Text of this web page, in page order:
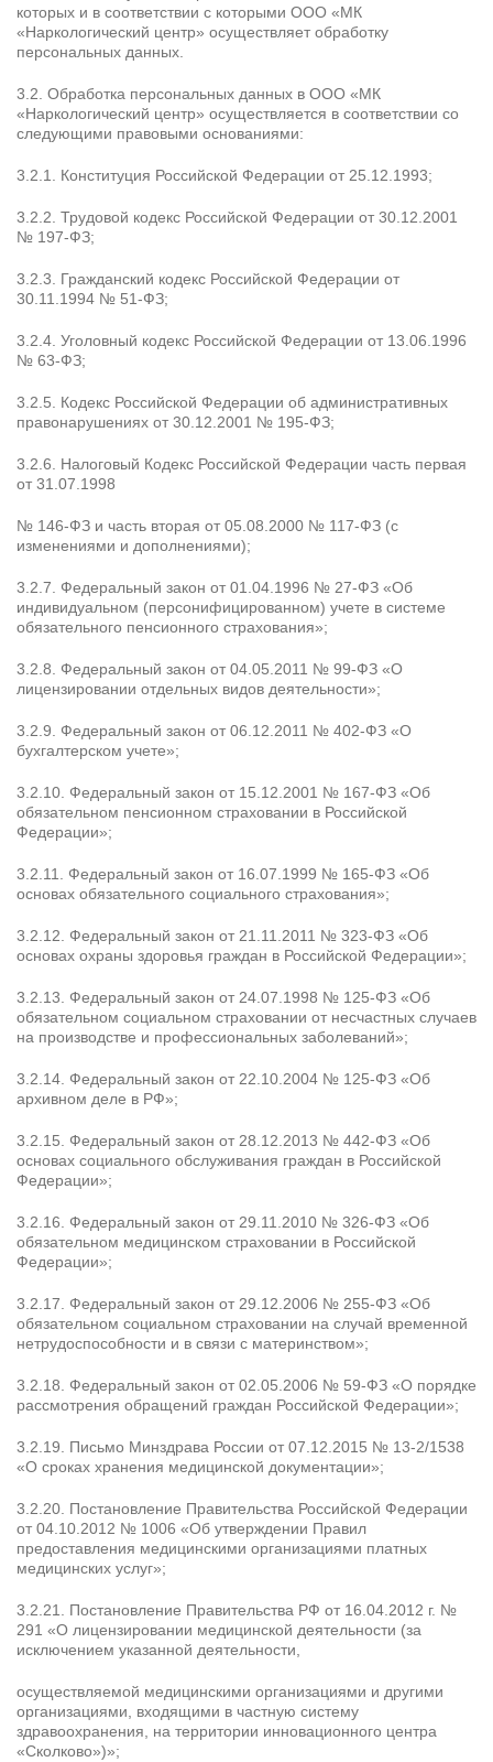
которых и в соответствии с которыми ООО «МК
«Наркологический центр» осуществляет обработку
персональных данных.
3.2. Обработка персональных данных в ООО «МК
«Наркологический центр» осуществляется в соответствии со
следующими правовыми основаниями:
3.2.1. Конституция Российской Федерации от 25.12.1993;
3.2.2. Трудовой кодекс Российской Федерации от 30.12.2001
№ 197-ФЗ;
3.2.3. Гражданский кодекс Российской Федерации от
30.11.1994 № 51-ФЗ;
3.2.4. Уголовный кодекс Российской Федерации от 13.06.1996
№ 63-ФЗ;
3.2.5. Кодекс Российской Федерации об административных
правонарушениях от 30.12.2001 № 195-ФЗ;
3.2.6. Налоговый Кодекс Российской Федерации часть первая
от 31.07.1998
№ 146-ФЗ и часть вторая от 05.08.2000 № 117-ФЗ (с
изменениями и дополнениями);
3.2.7. Федеральный закон от 01.04.1996 № 27-ФЗ «Об
индивидуальном (персонифицированном) учете в системе
обязательного пенсионного страхования»;
3.2.8. Федеральный закон от 04.05.2011 № 99-ФЗ «О
лицензировании отдельных видов деятельности»;
3.2.9. Федеральный закон от 06.12.2011 № 402-ФЗ «О
бухгалтерском учете»;
3.2.10. Федеральный закон от 15.12.2001 № 167-ФЗ «Об
обязательном пенсионном страховании в Российской
Федерации»;
3.2.11. Федеральный закон от 16.07.1999 № 165-ФЗ «Об
основах обязательного социального страхования»;
3.2.12. Федеральный закон от 21.11.2011 № 323-ФЗ «Об
основах охраны здоровья граждан в Российской Федерации»;
3.2.13. Федеральный закон от 24.07.1998 № 125-ФЗ «Об
обязательном социальном страховании от несчастных случаев
на производстве и профессиональных заболеваний»;
3.2.14. Федеральный закон от 22.10.2004 № 125-ФЗ «Об
архивном деле в РФ»;
3.2.15. Федеральный закон от 28.12.2013 № 442-ФЗ «Об
основах социального обслуживания граждан в Российской
Федерации»;
3.2.16. Федеральный закон от 29.11.2010 № 326-ФЗ «Об
обязательном медицинском страховании в Российской
Федерации»;
3.2.17. Федеральный закон от 29.12.2006 № 255-ФЗ «Об
обязательном социальном страховании на случай временной
нетрудоспособности и в связи с материнством»;
3.2.18. Федеральный закон от 02.05.2006 № 59-ФЗ «О порядке
рассмотрения обращений граждан Российской Федерации»;
3.2.19. Письмо Минздрава России от 07.12.2015 № 13-2/1538
«О сроках хранения медицинской документации»;
3.2.20. Постановление Правительства Российской Федерации
от 04.10.2012 № 1006 «Об утверждении Правил
предоставления медицинскими организациями платных
медицинских услуг»;
3.2.21. Постановление Правительства РФ от 16.04.2012 г. №
291 «О лицензировании медицинской деятельности (за
исключением указанной деятельности,
осуществляемой медицинскими организациями и другими
организациями, входящими в частную систему
здравоохранения, на территории инновационного центра
«Сколково»)»;
Нажимая кнопку я соглашаюсь сполитикой конфиденциальности
ипользовательским соглашением
Вызвать специалиста
пользовательским соглашением
Отправить